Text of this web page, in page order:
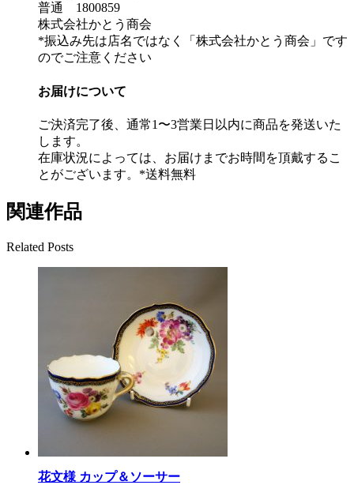
普通 1800859
株式会社かとう商会
*振込み先は店名ではなく「株式会社かとう商会」です
のでご注意ください
お届けについて
ご決済完了後、通常1〜3営業日以内に商品を発送いた
します。
在庫状況によっては、お届けまでお時間を頂戴するこ
とがございます。*送料無料
関連作品
Related Posts
花文様 カップ＆ソーサー